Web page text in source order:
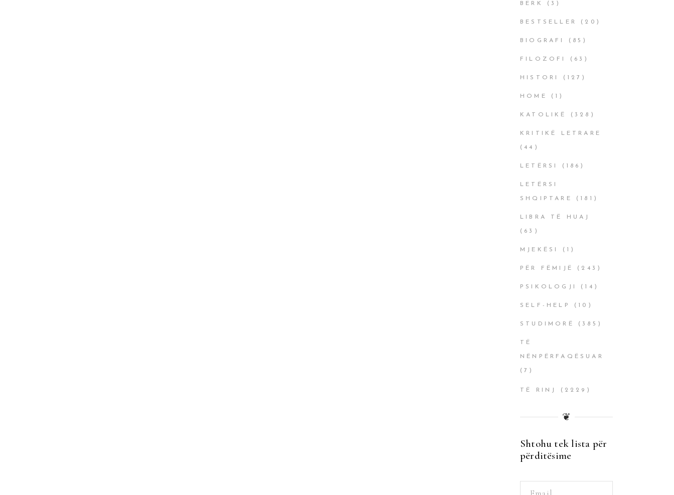
BERK (3)
BESTSELLER (20)
BIOGRAFI (85)
FILOZOFI (63)
HISTORI (127)
HOME (1)
KATOLIKË (328)
KRITIKË LETRARE
(44)
LETËRSI (186)
LETËRSI
SHQIPTARE (181)
LIBRA TË HUAJ
(63)
MJEKËSI (1)
PËR FËMIJË (243)
PSIKOLOGJI (14)
SELF-HELP (10)
STUDIMORË (385)
TË
NËNPËRFAQËSUAR
(7)
TË RINJ (2229)
❦
Shtohu tek lista për
përditësime